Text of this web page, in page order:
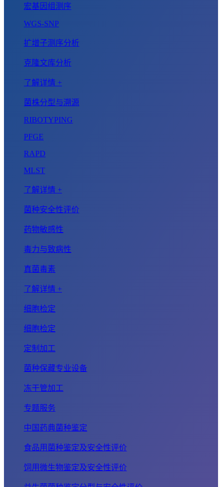
宏基因组测序
WGS-SNP
扩增子测序分析
克隆文库分析
了解详情 +
菌株分型与溯源
RIBOTYPING
PFGE
RAPD
MLST
了解详情 +
菌种安全性评价
药物敏感性
毒力与致病性
真菌毒素
了解详情 +
细胞检定
细胞检定
定制加工
菌种保藏专业设备
冻干管加工
专题服务
中国药典菌种鉴定
食品用菌种鉴定及安全性评价
饲用微生物鉴定及安全性评价